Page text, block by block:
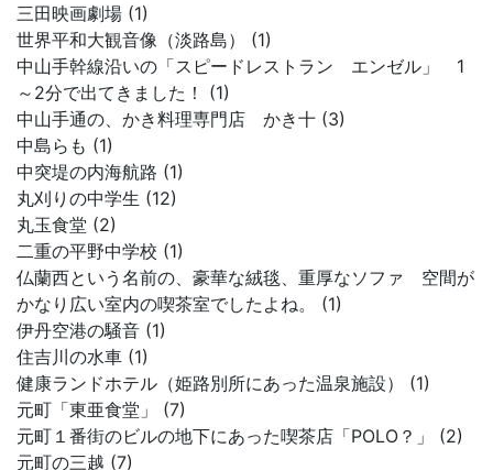
三田映画劇場 (1)
世界平和大観音像（淡路島） (1)
中山手幹線沿いの「スピードレストラン エンゼル」 1
～2分で出てきました！ (1)
中山手通の、かき料理専門店 かき十 (3)
中島らも (1)
中突堤の内海航路 (1)
丸刈りの中学生 (12)
丸玉食堂 (2)
二重の平野中学校 (1)
仏蘭西という名前の、豪華な絨毯、重厚なソファ 空間が
かなり広い室内の喫茶室でしたよね。 (1)
伊丹空港の騒音 (1)
住吉川の水車 (1)
健康ランドホテル（姫路別所にあった温泉施設） (1)
元町「東亜食堂」 (7)
元町１番街のビルの地下にあった喫茶店「POLO？」 (2)
元町の三越 (7)